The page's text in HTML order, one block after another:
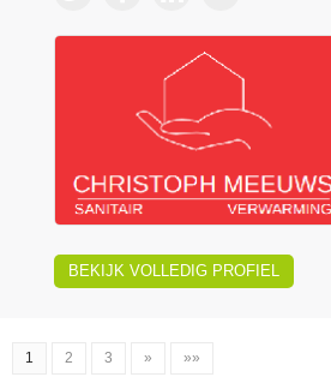
BEKIJK VOLLEDIG PROFIEL
1 2 3 » »»